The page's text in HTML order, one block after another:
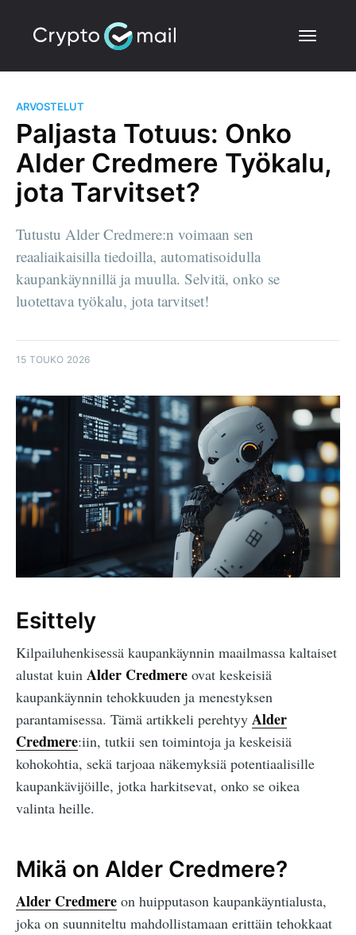
ARVOSTELUT
Paljasta Totuus: Onko
Alder Credmere Työkalu,
jota Tarvitset?
Tutustu Alder Credmere:n voimaan sen
reaaliaikaisilla tiedoilla, automatisoidulla
kaupankäynnillä ja muulla. Selvitä, onko se
luotettava työkalu, jota tarvitset!
15 TOUKO 2026
Esittely
Kilpailuhenkisessä kaupankäynnin maailmassa kaltaiset
alustat kuin Alder Credmere ovat keskeisiä
kaupankäynnin tehokkuuden ja menestyksen
parantamisessa. Tämä artikkeli perehtyy Alder
Credmere:iin, tutkii sen toimintoja ja keskeisiä
kohokohtia, sekä tarjoaa näkemyksiä potentiaalisille
kaupankävijöille, jotka harkitsevat, onko se oikea
valinta heille.
Mikä on Alder Credmere?
Alder Credmere on huipputason kaupankäyntialusta,
joka on suunniteltu mahdollistamaan erittäin tehokkaat